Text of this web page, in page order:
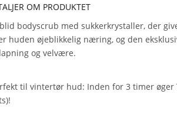
OM PRODUKTET
bodyscrub med sukkerkrystaller, der
huden øjeblikkelig næring, og den
og velvære.
til vintertør hud: Inden for 3 timer